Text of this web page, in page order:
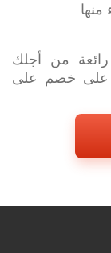
منها
رائعة من أجلك
على خصم على